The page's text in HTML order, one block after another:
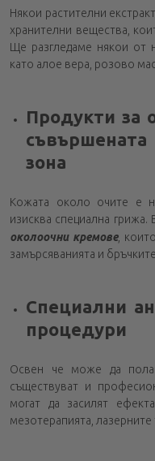
Някои растителни
хранителни вещества,
Ще разгледаме някои от
като алое вера, розово
Продукти за
зона
Кожата около очите е
изисква специална грижа.
околоочни кремове,
замърсяванията и
Специални
процедури
Освен че може да
съществуват и
могат да засилят
мезотерапията, лазерните